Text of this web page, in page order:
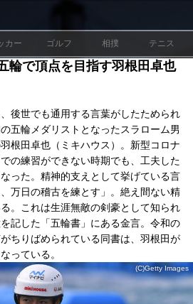
カー ゴルフ 相撲 テニス
輪で頂点を目指す羽根田卓也
後世でも通用する言葉がしたためられ
五輪メダリストとなったスラローム男
根田卓也（ミキハウス）。新型コロナ
の練習ができない時期でも、工夫した
った。精神的支えとして挙げている言
万日の稽古を練とす」。絶え間ない精
。これは生涯無敵の剣豪として知られ
記した「五輪書」にある金言。令和の
ちりばめられている同書は、羽根田が
っている。
(C)Getty Images